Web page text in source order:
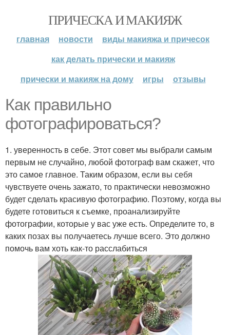
ПРИЧЕСКА И МАКИЯЖ
главная новости
виды макияжа и причесок
как делать прически и макияж
прически и макияж на дому
игры отзывы
Как правильно
фотографироваться?
1. уверенность в себе. Этот совет мы выбрали самым
первым не случайно, любой фотограф вам скажет, что
это самое главное. Таким образом, если вы себя
чувствуете очень зажато, то практически невозможно
будет сделать красивую фотографию. Поэтому, когда вы
будете готовиться к съемке, проанализируйте
фотографии, которые у вас уже есть. Определите то, в
каких позах вы получаетесь лучше всего. Это должно
помочь вам хоть как-то расслабиться